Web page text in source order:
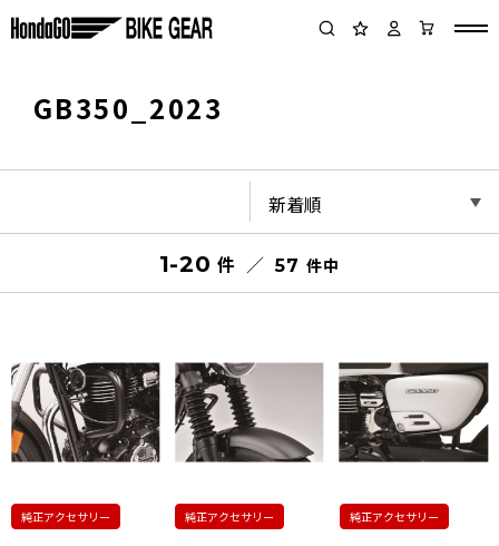
GB350_2023
1-20 件 57 件
純正アクセサリー 純正アクセサリー 純正アクセサリー